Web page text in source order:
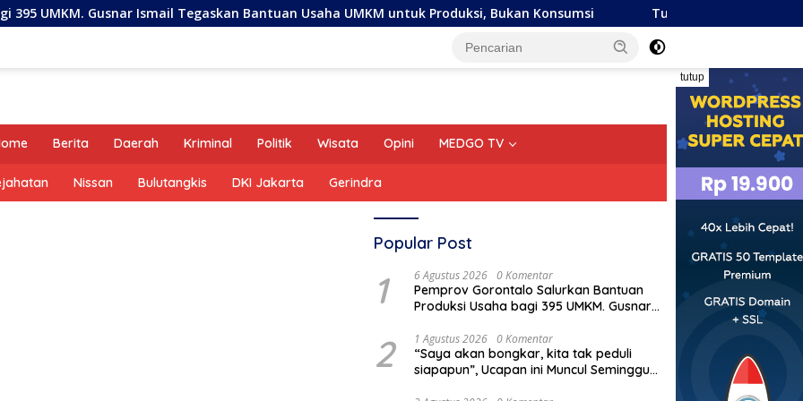
Tegaskan Bantuan Usaha UMKM untuk Produksi, Bukan Konsumsi Tujuh Anggota KI Pusat 2026–2030 Resmi
tutup
Berita Daerah Kriminal Politik Wisata Opini MEDGO TV
Nissan Bulutangkis DKI Jakarta Gerindra
Popular Post
1 6 Agustus 2026 0 Komentar
Pemprov Gorontalo Salurkan Bantuan
Produksi Usaha bagi 395 UMKM. Gusnar
untuk Produksi, Bukan Konsumsi
2 1 Agustus 2026 0 Komentar
“Saya akan bongkar, kita tak peduli
siapapun”, Ucapan ini Muncul Seminggu